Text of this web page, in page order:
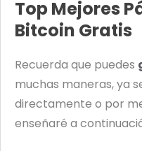
Top Mejores
Bitcoin Gratis
Recuerda que puedes
muchas maneras, ya
directamente o por
enseñaré a